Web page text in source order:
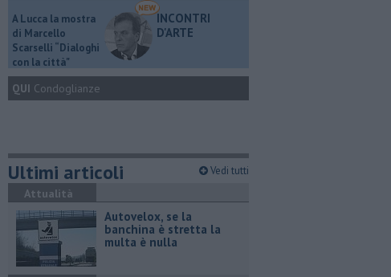
A Lucca la mostra
di Marcello
Scarselli “Dialoghi
con la città"
INCONTRI
D'ARTE
QUI Condoglianze
Ultimi articoli Vedi tutti
Attualità
Autovelox, se la
banchina è stretta la
multa è nulla